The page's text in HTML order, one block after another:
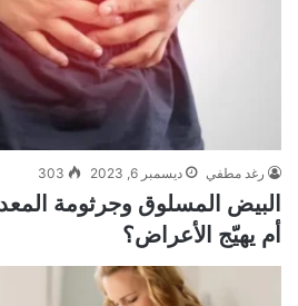
رغد مطفي ديسمبر 6, 2023 303
البيض المسلوق وجرثومة
أم يهيّج الأعراض؟